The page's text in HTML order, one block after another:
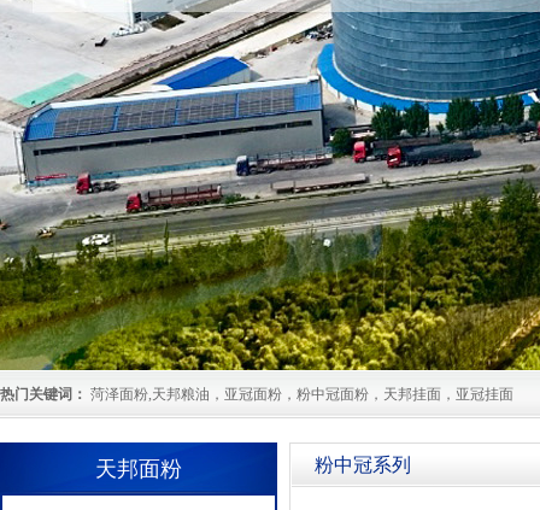
热门关键词： 菏泽面粉,天邦粮油，亚冠面粉，粉中冠面粉，天邦挂面，亚冠挂面
天邦面粉 粉中冠系列